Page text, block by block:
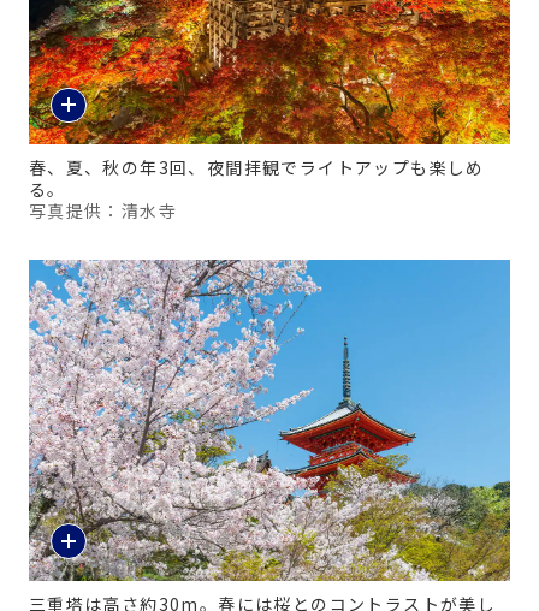
春、夏、秋の年3回、夜間拝観でライトアップも楽しめ
る。
写真提供：清水寺
三重塔は高さ約30m。春には桜とのコントラストが美し